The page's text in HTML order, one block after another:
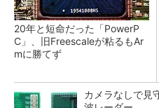
20年と短命だった「PowerP
C」、旧Freescaleが粘るもAr
mに勝てず
カメラなしで見